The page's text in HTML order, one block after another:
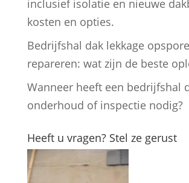
inclusief isolatie en nieuwe
kosten en opties.
Bedrijfshal dak lekkage
repareren: wat zijn de beste
Wanneer heeft een bedrijfshal
onderhoud of inspectie nodig?
Heeft u vragen? Stel ze gerust